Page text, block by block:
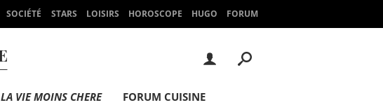
SOCIÉTÉ STARS LOISIRS HOROSCOPE HUGO FORUM
LA VIE MOINS CHERE FORUM CUISINE